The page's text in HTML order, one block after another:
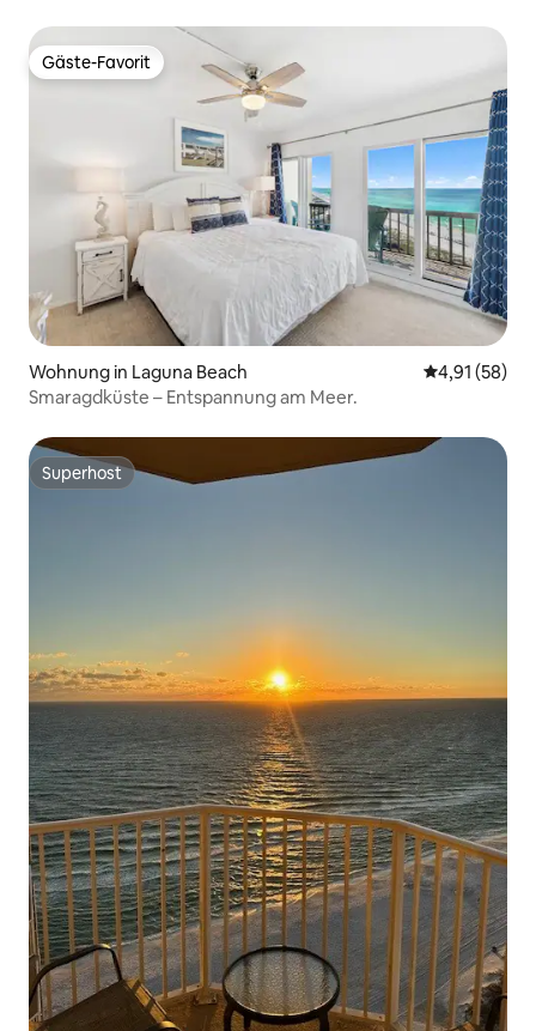
Gäste-Favorit
Gäste-Favorit
Wohnung in Laguna Beach
4,91 (58)
Smaragdküste – Entspannung am Meer.
Superhost
Superhost